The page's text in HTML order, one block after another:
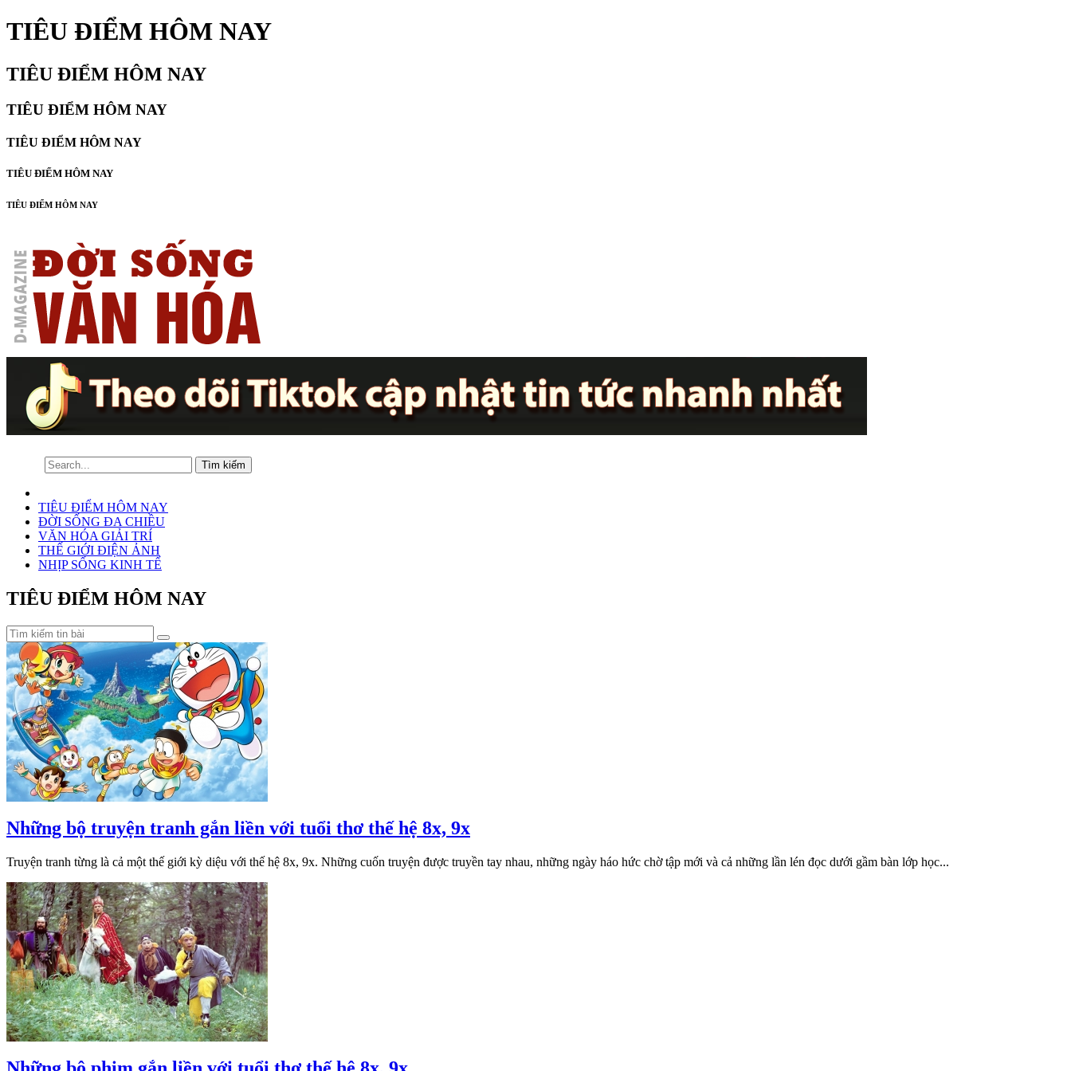
TIÊU ĐIỂM HÔM NAY
TIÊU ĐIỂM HÔM NAY
TIÊU ĐIỂM HÔM NAY
TIÊU ĐIỂM HÔM NAY
TIÊU ĐIỂM HÔM NAY
TIÊU ĐIỂM HÔM NAY
TIÊU ĐIỂM HÔM NAY
ĐỜI SỐNG ĐA CHIỀU
VĂN HÓA GIẢI TRÍ
THẾ GIỚI ĐIỆN ẢNH
NHỊP SỐNG KINH TẾ
TIÊU ĐIỂM HÔM NAY
Những bộ truyện tranh gắn liền với tuổi thơ thế hệ 8x, 9x
Truyện tranh từng là cả một thế giới kỳ diệu với thế hệ 8x, 9x. Những cuốn truyện được truyền tay nhau, những ngày háo hức chờ tập mới và cả những lần lén đọc dưới gầm bàn lớp học...